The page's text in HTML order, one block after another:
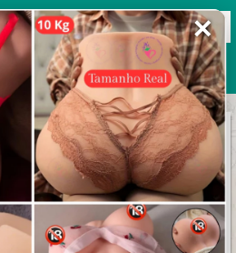
WhatsApp 2026
+ Enviar grupo
✕